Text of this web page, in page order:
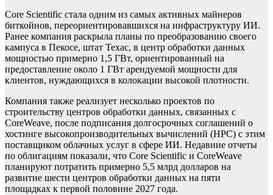
Core Scientific стала одним из самых активных майнеров
биткойнов, переориентировавшихся на инфраструктуру ИИ.
Ранее компания раскрыла планы по преобразованию своего
кампуса в Пекосе, штат Техас, в центр обработки данных
мощностью примерно 1,5 ГВт, ориентированный на
предоставление около 1 ГВт арендуемой мощности для
клиентов, нуждающихся в колокации высокой плотности.
Компания также реализует несколько проектов по
строительству центров обработки данных, связанных с
CoreWeave, после подписания долгосрочных соглашений о
хостинге высокопроизводительных вычислений (HPC) с этим
поставщиком облачных услуг в сфере ИИ. Недавние отчеты
по облигациям показали, что Core Scientific и CoreWeave
планируют потратить примерно 5,5 млрд долларов на
развитие шести центров обработки данных на пяти
площадках к первой половине 2027 года.